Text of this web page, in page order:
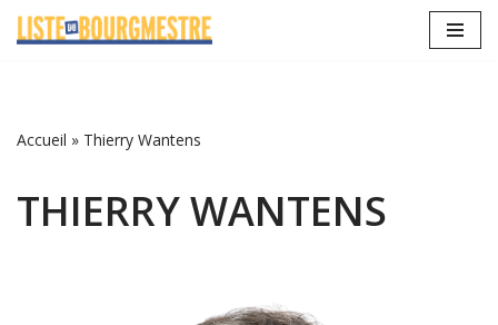
Accueil » Thierry Wantens
THIERRY WANTENS